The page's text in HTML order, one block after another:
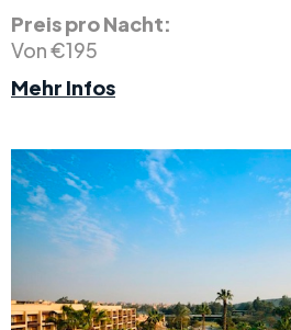
Preis pro Nacht:
Von €195
Mehr Infos